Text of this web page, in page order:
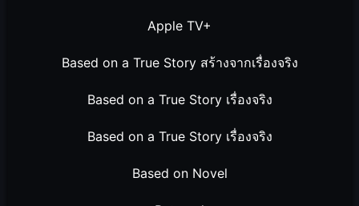
Apple TV+
Based on a True Story สร้างจากเรื่องจริง
Based on a True Story เรื่องจริง
Based on a True Story เรื่องจริง
Based on Novel